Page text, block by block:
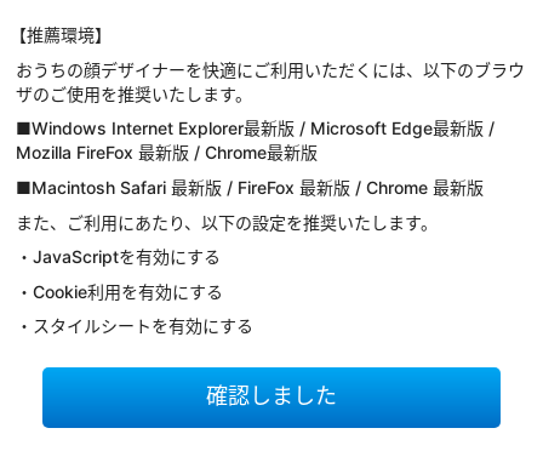
【推薦環境】
おうちの顔デザイナーを快適にご利用いただくには、以下のブラウ
ザのご使用を推奨いたします。
■Windows Internet Explorer最新版 / Microsoft Edge最新版 /
Mozilla FireFox 最新版 / Chrome最新版
■Macintosh Safari 最新版 / FireFox 最新版 / Chrome 最新版
また、ご利用にあたり、以下の設定を推奨いたします。
・JavaScriptを有効にする
・Cookie利用を有効にする
・スタイルシートを有効にする
確認しました